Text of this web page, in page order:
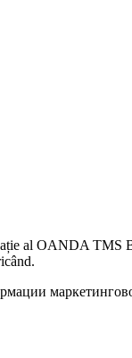
al OANDA TMS